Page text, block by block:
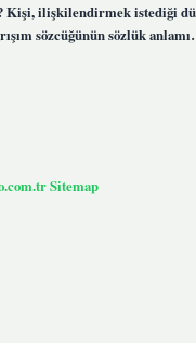
Kişi, ilişkilendirmek istediği
sözcüğünün sözlük
Sitemap